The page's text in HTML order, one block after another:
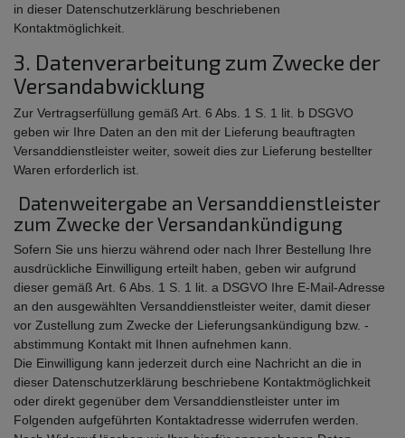
in dieser Datenschutzerklärung beschriebenen
Kontaktmöglichkeit.
3. Datenverarbeitung zum Zwecke der
Versandabwicklung
Zur Vertragserfüllung gemäß Art. 6 Abs. 1 S. 1 lit. b DSGVO
geben wir Ihre Daten an den mit der Lieferung beauftragten
Versanddienstleister weiter, soweit dies zur Lieferung bestellter
Waren erforderlich ist.
Datenweitergabe an Versanddienstleister
zum Zwecke der Versandankündigung
Sofern Sie uns hierzu während oder nach Ihrer Bestellung Ihre
ausdrückliche Einwilligung erteilt haben, geben wir aufgrund
dieser gemäß Art. 6 Abs. 1 S. 1 lit. a DSGVO Ihre E-Mail-Adresse
an den ausgewählten Versanddienstleister weiter, damit dieser
vor Zustellung zum Zwecke der Lieferungsankündigung bzw. -
abstimmung Kontakt mit Ihnen aufnehmen kann.
Die Einwilligung kann jederzeit durch eine Nachricht an die in
dieser Datenschutzerklärung beschriebene Kontaktmöglichkeit
oder direkt gegenüber dem Versanddienstleister unter im
Folgenden aufgeführten Kontaktadresse widerrufen werden.